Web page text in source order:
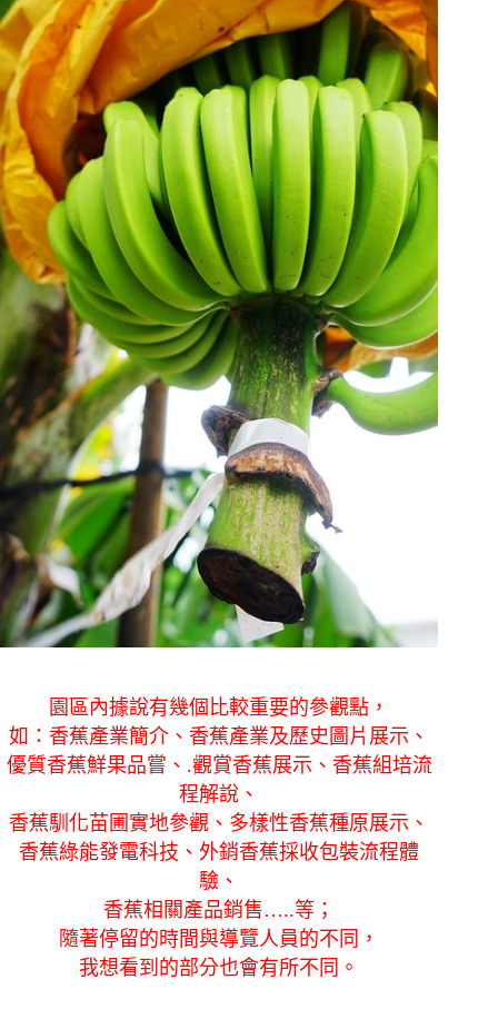
園區內據說有幾個比較重要的參觀點，
如：香蕉產業簡介、香蕉產業及歷史圖片展示、
優質香蕉鮮果品嘗、.觀賞香蕉展示、香蕉組培流
程解說、
香蕉馴化苗圃實地參觀、 多樣性香蕉種原展示、
香蕉綠能發電科技、外銷香蕉採收包裝流程體
驗、
香蕉相關產品銷售…..等；
隨著停留的時間與導覽人員的不同，
我想看到的部分也會有所不同。